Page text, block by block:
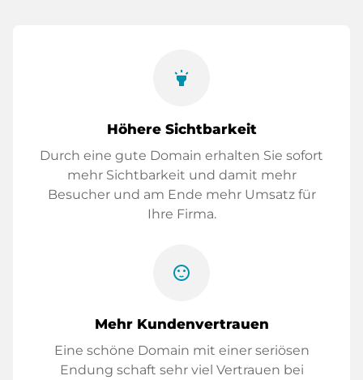
highlight
Höhere Sichtbarkeit
Durch eine gute Domain erhalten Sie sofort
mehr Sichtbarkeit und damit mehr
Besucher und am Ende mehr Umsatz für
Ihre Firma.
sentiment_satisfied
Mehr Kundenvertrauen
Eine schöne Domain mit einer seriösen
Endung schaft sehr viel Vertrauen bei